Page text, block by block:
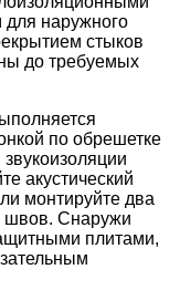
наружного
стыков
до требуемых
по обрешетке
акустический
монтируйте два
швов. Снаружи
плитами,